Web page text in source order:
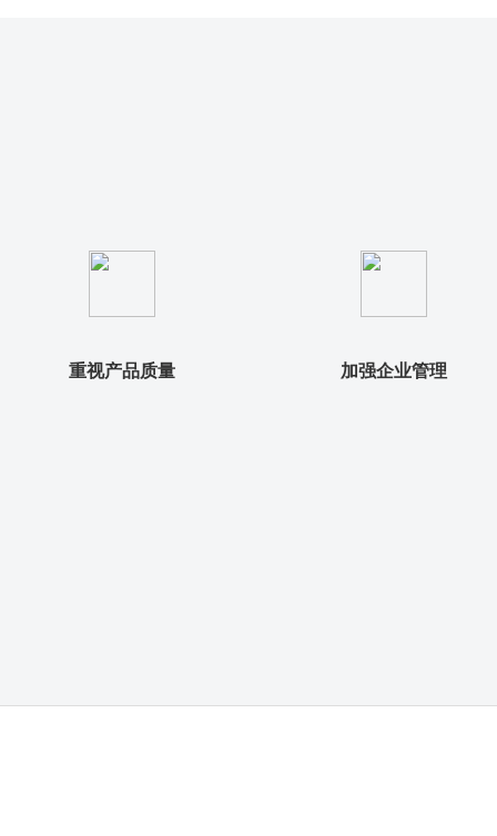
重视产品质量 加强企业管理